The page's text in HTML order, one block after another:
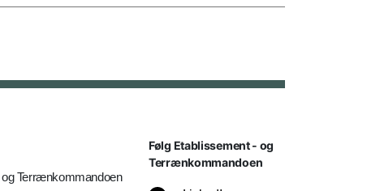
Terrænkommandoen
Følg Etablissement - og
Terrænkommandoen